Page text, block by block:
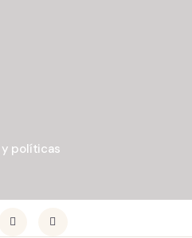
políticas